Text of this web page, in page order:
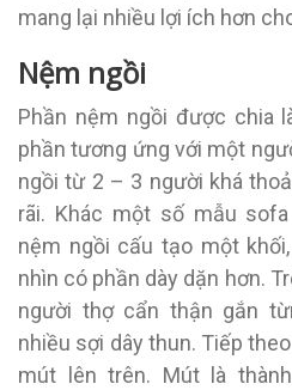
mang lại nhiều lợi ích hơn
Nệm ngồi
Phần nệm ngồi được chia
phần tương ứng với một
ngồi từ 2 – 3 người khá
rãi. Khác một số mẫu
nệm ngồi cấu tạo một
nhìn có phần dày dặn hơn.
người thợ cẩn thận gắn
nhiều sợi dây thun. Tiếp
mút lên trên. Mút là